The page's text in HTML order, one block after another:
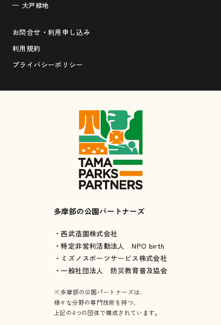
大戸緑地
お問合せ・利用申し込み
利用規約
プライバシーポリシー
多摩部の公園パートナーズ
・西武造園株式会社
・特定非営利活動法人 NPO birth
・ミズノスポーツサービス株式会社
・一般社団法人 防災教育普及協会
※多摩部の公園パートナーズは、
様々な分野の専門技術を持つ、
上記の4つの団体で構成されています。